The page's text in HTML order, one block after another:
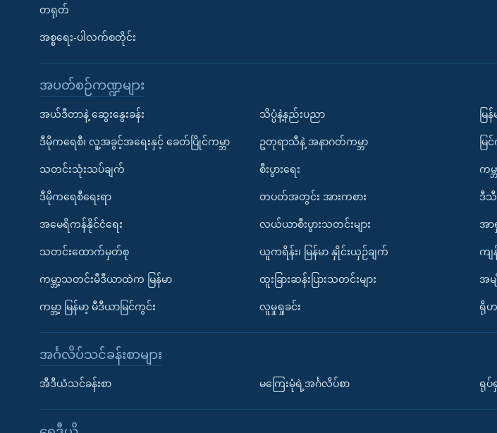
တရုတ်
အစ္စရေး-ပါလက်စတိုင်း
အပတ်စဉ်ကဏ္ဍများ
အယ်ဒီတာနဲ့ ဆွေးနွေးခန်း
ဒီမိုကရေစီ၊ လူ့အခွင့်အရေးနှင့် ခေတ်ပြိုင်ကမ္ဘာ
သတင်းသုံးသပ်ချက်
ဒီမိုကရေစီရေးရာ
အမေရိကန်နိုင်ငံရေး
သတင်းထောက်မှတ်စု
ကမ္ဘာ့သတင်းမီဒီယာထဲက မြန်မာ
ကမ္ဘာ့ မြန်မာ့ မီဒီယာမြင်ကွင်း
သိပ္ပံနဲ့နည်းပညာ
ဥတုရာသီနဲ့ အနာဂတ်ကမ္ဘာ
စီးပွားရေး
တပတ်အတွင်း အားကစား
လယ်ယာစီးပွားသတင်းများ
ယူကရိန်း၊ မြန်မာ နှိုင်းယှဉ်ချက်
ထူးခြားဆန်းပြားသတင်းများ
လူမှုရှုခင်း
မြ
မြ
ကမ္
ဒီသီ
အာ
ကျ
အမ
ရိုဟ
အင်္ဂလိပ်သင်ခန်းစာများ
အီဒီယံသင်ခန်းစာ မကြေးမုံရဲ့အင်္ဂလိပ်စာ ရုပ်